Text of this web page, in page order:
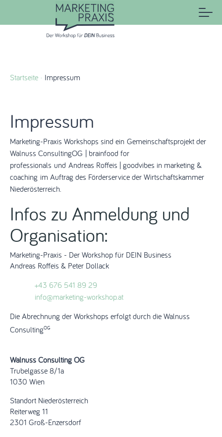
Startseite Impressum
Impressum
Marketing-Praxis Workshops sind ein Gemeinschaftsprojekt der
Walnuss ConsultingOG | brainfood for
professionals und Andreas Roffeis | goodvibes in marketing &
coaching im Auftrag des Förderservice der Wirtschaftskammer
Niederösterreich.
Infos zu Anmeldung und
Organisation:
Marketing-Praxis - Der Workshop für DEIN Business
Andreas Roffeis & Peter Dollack
+43 676 541 89 29
info@marketing-workshop.at
Die Abrechnung der Workshops erfolgt durch die Walnuss
ConsultingOG
Walnuss Consulting OG
Trubelgasse 8/1a
1030 Wien
Standort Niederösterreich
Reiterweg 11
2301 Groß-Enzersdorf